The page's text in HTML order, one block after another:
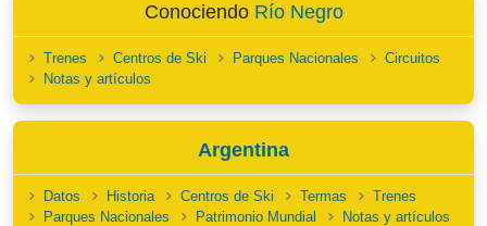
Conociendo Río Negro
Trenes Centros de Ski Parques Nacionales
Circuitos
Notas y artículos
Argentina
Datos Historia Centros de Ski Termas
Trenes
Parques Nacionales
Patrimonio Mundial Notas y artículos